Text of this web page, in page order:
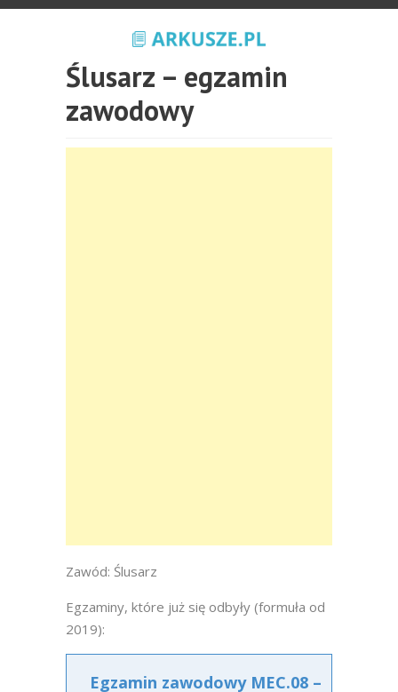
Ślusarz – egzamin
zawodowy
Zawód: Ślusarz
Egzaminy, które już się odbyły (formuła od
2019):
Egzamin zawodowy MEC.08 –